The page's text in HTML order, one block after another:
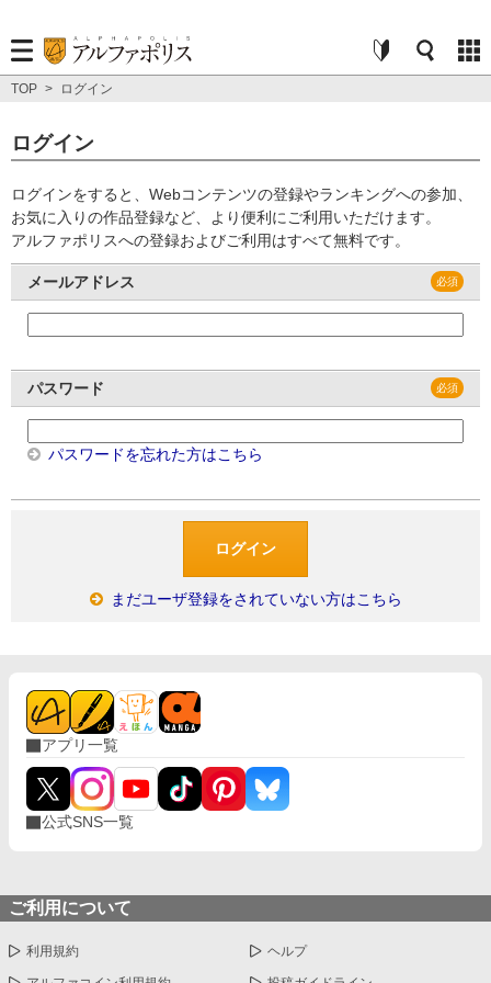
TOP > ログイン
ログイン
ログインをすると、Webコンテンツの登録やランキングへの参加、
お気に入りの作品登録など、より便利にご利用いただけます。
アルファポリスへの登録およびご利用はすべて無料です。
メールアドレス
パスワード
パスワードを忘れた方はこちら
まだユーザ登録をされていない方はこちら
アプリ一覧
公式SNS一覧
ご利用について
利用規約 ヘルプ